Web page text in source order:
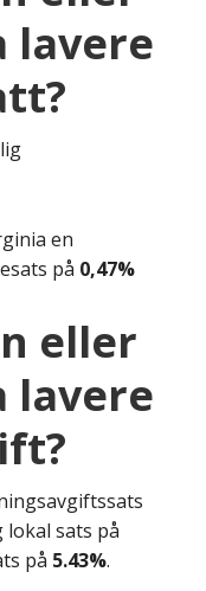
lavere
en
på 0,47%
eller
lavere
lokal sats på
på 5.43%.